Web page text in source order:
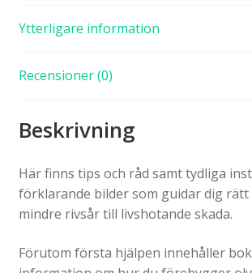
Ytterligare information
Recensioner (0)
Beskrivning
Här finns tips och råd samt tydliga
förklarande bilder som guidar dig
mindre rivsår till livshotande skada.
Förutom första hjälpen innehåller